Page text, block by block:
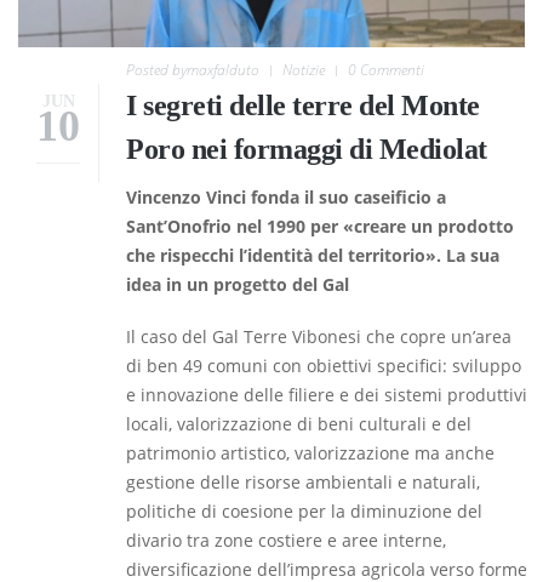
JUN
10
Posted bymaxfalduto Notizie 0 Commenti
I segreti delle terre del Monte
Poro nei formaggi di Mediolat
Vincenzo Vinci fonda il suo caseificio a
Sant’Onofrio nel 1990 per «creare un prodotto
che rispecchi l’identità del territorio». La sua
idea in un progetto del Gal
Il caso del Gal Terre Vibonesi che copre un’area
di ben 49 comuni con obiettivi specifici: sviluppo
e innovazione delle filiere e dei sistemi produttivi
locali, valorizzazione di beni culturali e del
patrimonio artistico, valorizzazione ma anche
gestione delle risorse ambientali e naturali,
politiche di coesione per la diminuzione del
divario tra zone costiere e aree interne,
diversificazione dell’impresa agricola verso forme